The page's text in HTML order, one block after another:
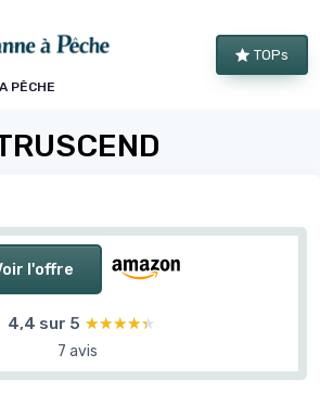
PÊCHE
TOPs
l'offre
4,4 sur 5 ★★★★★
★★★★★
7 avis
cookies